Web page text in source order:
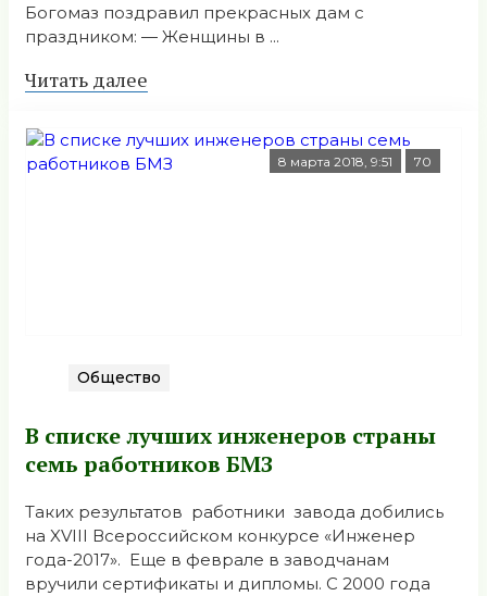
Богомаз поздравил прекрасных дам с
праздником: — Женщины в ...
Читать далее
8 марта 2018, 9:51 70
Общество
В списке лучших инженеров страны
семь работников БМЗ
Таких результатов работники завода добились
на XVIII Всероссийском конкурсе «Инженер
года-2017». Еще в феврале в заводчанам
вручили сертификаты и дипломы. С 2000 года